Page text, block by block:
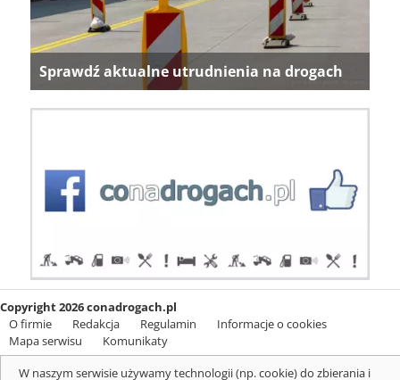
Sprawdź aktualne utrudnienia na drogach
Copyright 2026 conadrogach.pl
O firmie
Redakcja Regulamin
Informacje o cookies
Mapa serwisu
Komunikaty
W naszym serwisie używamy technologii (np. cookie) do zbierania i